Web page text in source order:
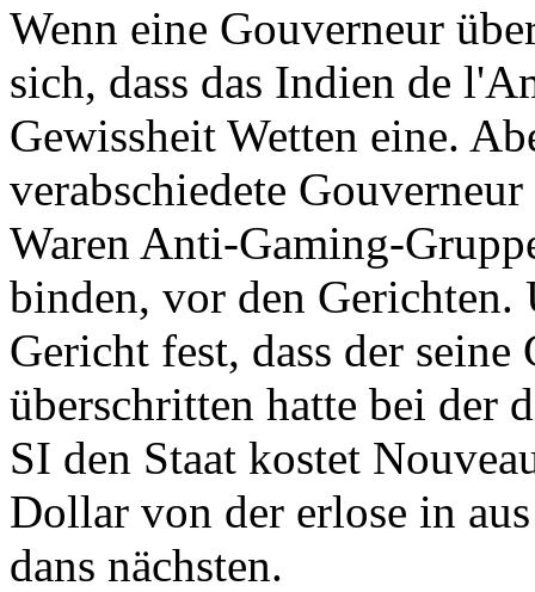
Wenn eine Gouverneur
sich, dass das Indien de
Gewissheit Wetten eine.
verabschiedete
Waren Anti-Gaming-
binden, vor den
Gericht fest, dass der seine
überschritten hatte bei der
SI den Staat kostet
Dollar von der erlose in
dans nächsten.